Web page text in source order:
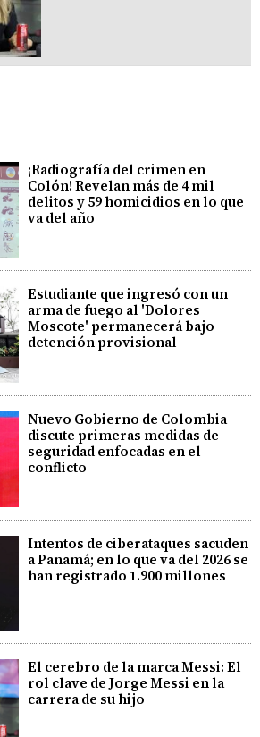
¡Radiografía del crimen en
Colón! Revelan más de 4 mil
delitos y 59 homicidios en lo que
va del año
Estudiante que ingresó con un
arma de fuego al 'Dolores
Moscote' permanecerá bajo
detención provisional
Nuevo Gobierno de Colombia
discute primeras medidas de
seguridad enfocadas en el
conflicto
Intentos de ciberataques sacuden
a Panamá; en lo que va del 2026 se
han registrado 1.900 millones
El cerebro de la marca Messi: El
rol clave de Jorge Messi en la
carrera de su hijo